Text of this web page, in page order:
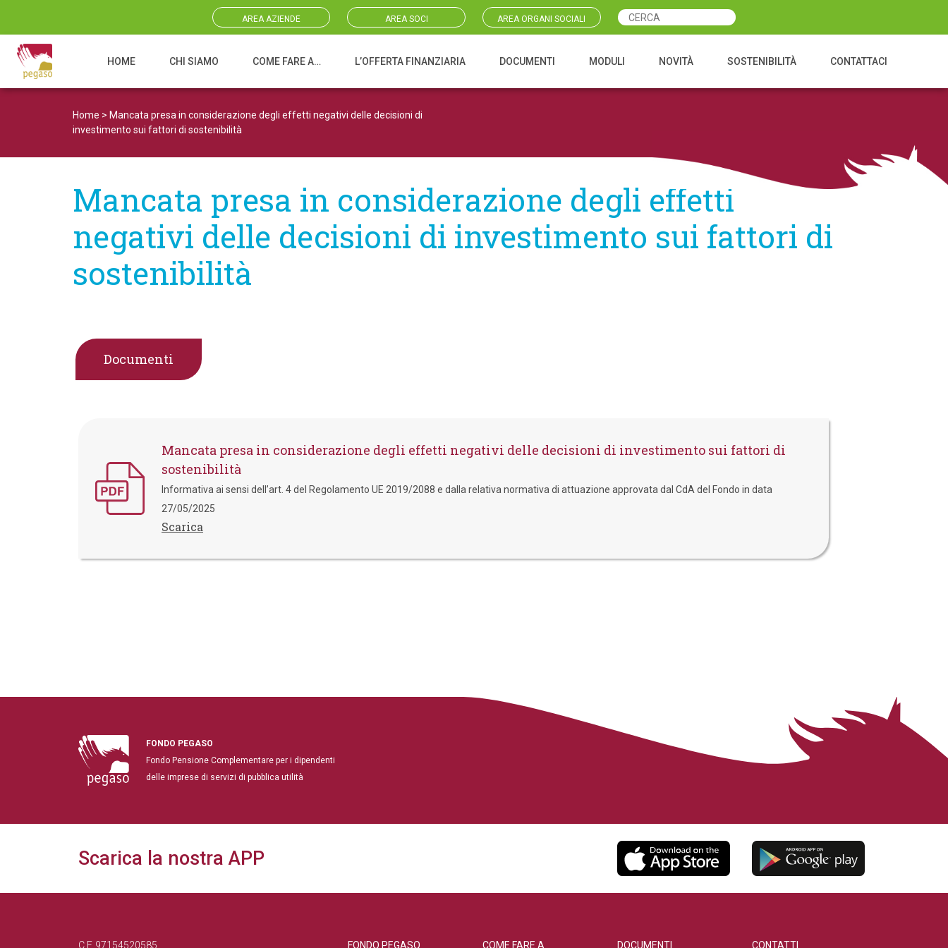
AREA AZIENDE AREA SOCI AREA ORGANI SOCIALI
Navigazione principale
HOME CHI SIAMO COME FARE A… L’OFFERTA FINANZIARIA DOCUMENTI MODULI NOVITÀ SOSTENIBILITÀ CONTATTACI
Home > Mancata presa in considerazione degli effetti negativi delle decisioni di
investimento sui fattori di sostenibilità
Mancata presa in considerazione degli effetti
negativi delle decisioni di investimento sui fattori di
sostenibilità
Documenti
Mancata presa in considerazione degli effetti negativi delle decisioni di investimento sui fattori di
sostenibilità
Informativa ai sensi dell’art. 4 del Regolamento UE 2019/2088 e dalla relativa normativa di attuazione approvata dal CdA del Fondo in data
27/05/2025
Scarica
FONDO PEGASO
Fondo Pensione Complementare per i dipendenti
delle imprese di servizi di pubblica utilità
Scarica la nostra APP
C.F. 97154520585 FONDO PEGASO COME FARE A DOCUMENTI CONTATTI